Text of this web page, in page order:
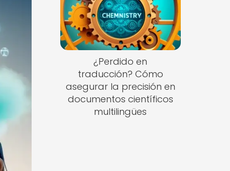
¿Perdido en
traducción? Cómo
asegurar la precisión en
documentos científicos
multilingües